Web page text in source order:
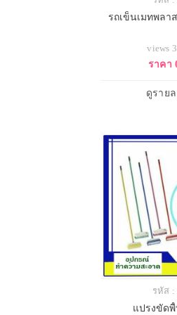
รถเข็นเมทพลา
views
ราคา
ดูราย
รหัส :
แปรงขัด